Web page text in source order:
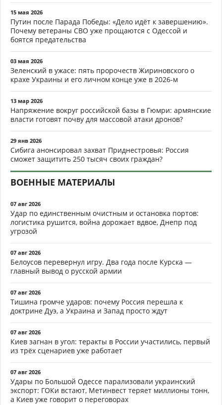
15 мая 2026
Путин после Парада Победы: «Дело идёт к завершению».
Почему ветераны СВО уже прощаются с Одессой и
боятся предательства
03 мая 2026
Зеленский в ужасе: пять пророчеств Жириновского о
крахе Украины и его личном конце уже в 2026-м
13 мар 2026
Напряжение вокруг российской базы в Гюмри: армянские
власти готовят почву для массовой атаки дронов?
29 янв 2026
Сибига анонсировал захват Приднестровья: Россия
сможет защитить 250 тысяч своих граждан?
ВОЕННЫЕ МАТЕРИАЛЫ
07 авг 2026
Удар по единственным очистным и остановка портов:
логистика рушится, война дорожает вдвое, Днепр под
угрозой
07 авг 2026
Белоусов перевернул игру. Два года после Курска —
главный вывод о русской армии
07 авг 2026
Тишина громче ударов: почему Россия перешла к
доктрине Дуэ, а Украина и Запад просто ждут
07 авг 2026
Киев загнан в угол: теракты в России участились, первый
из трёх сценариев уже работает
07 авг 2026
Удары по Большой Одессе парализовали украинский
экспорт: ГОКи встают, Метинвест теряет миллионы тонн,
а Киев уже говорит о переговорах